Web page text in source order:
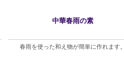
中華春雨の素
春雨を使った和え物が簡単に作れます。